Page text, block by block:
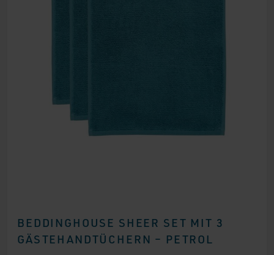
BEDDINGHOUSE SHEER SET MIT 3
GÄSTEHANDTÜCHERN – PETROL